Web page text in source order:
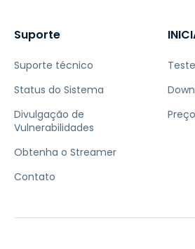
Suporte
Suporte técnico
Status do Sistema
Divulgação de
Vulnerabilidades
Obtenha o Streamer
Contato